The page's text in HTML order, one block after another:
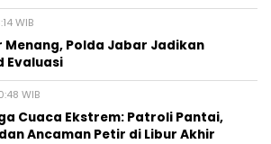
WIB
Menang, Polda Jabar Jadikan
Evaluasi
WIB
Cuaca Ekstrem: Patroli Pantai,
Ancaman Petir di Libur Akhir